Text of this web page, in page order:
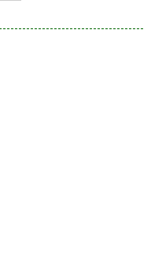
ム
ム
ム